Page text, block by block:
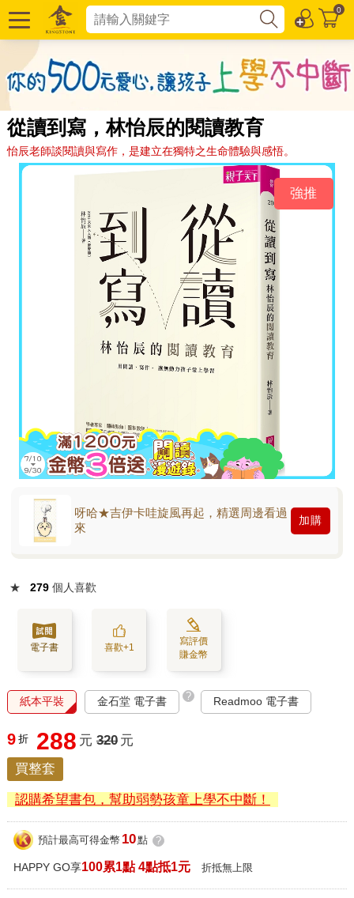
0
從讀到寫，林怡辰的閱讀教育
怡辰老師談閱讀與寫作，是建立在獨特之生命體驗與感悟。
強推
呀哈★吉伊卡哇旋風再起，精選周邊看過
來
加購
★ 279 個人喜歡
電子書 喜歡+1
寫評價
賺金幣
紙本平裝 金石堂 電子書 ? Readmoo 電子書
9 折 288 元 320 元
買整套
認購希望書包，幫助弱勢孩童上學不中斷！
預計最高可得金幣 10點 ?
HAPPY GO享100累1點 4點抵1元 折抵無上限